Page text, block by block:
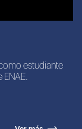
estudiante